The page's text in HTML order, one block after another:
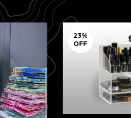
23%
OFF